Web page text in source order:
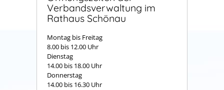
Verbandsverwaltung im
Rathaus Schönau
Montag bis Freitag
8.00 bis 12.00 Uhr
Dienstag
14.00 bis 18.00 Uhr
Donnerstag
14.00 bis 16.30 Uhr